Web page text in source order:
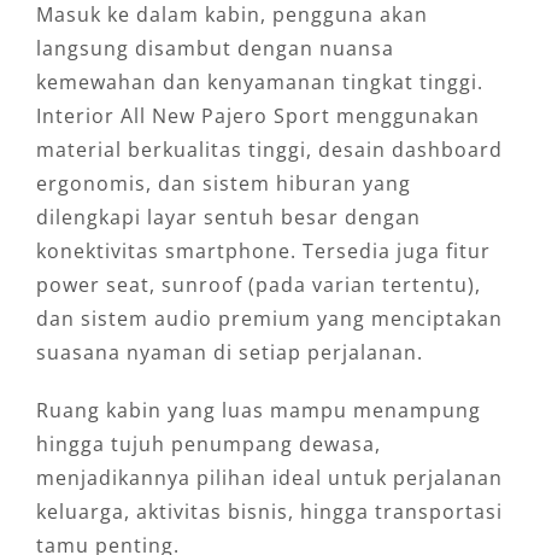
Masuk ke dalam kabin, pengguna akan
langsung disambut dengan nuansa
kemewahan dan kenyamanan tingkat tinggi.
Interior All New Pajero Sport menggunakan
material berkualitas tinggi, desain dashboard
ergonomis, dan sistem hiburan yang
dilengkapi layar sentuh besar dengan
konektivitas smartphone. Tersedia juga fitur
power seat, sunroof (pada varian tertentu),
dan sistem audio premium yang menciptakan
suasana nyaman di setiap perjalanan.
Ruang kabin yang luas mampu menampung
hingga tujuh penumpang dewasa,
menjadikannya pilihan ideal untuk perjalanan
keluarga, aktivitas bisnis, hingga transportasi
tamu penting.